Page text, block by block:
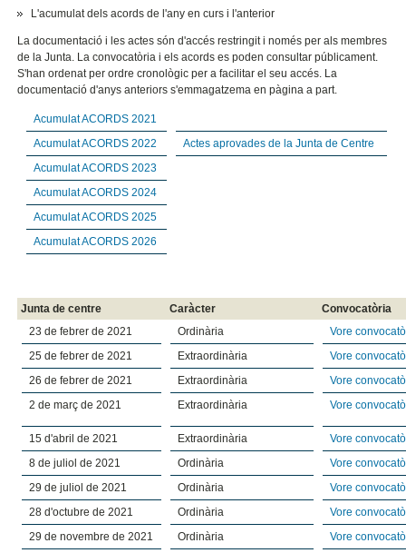
L'acumulat dels acords de l'any en curs i l'anterior
La documentació i les actes són d'accés restringit i només per als membres
de la Junta. La convocatòria i els acords es poden consultar públicament.
S'han ordenat per ordre cronològic per a facilitar el seu accés. La
documentació d'anys anteriors s'emmagatzema en pàgina a part.
Acumulat ACORDS 2021
Acumulat ACORDS 2022
Actes aprovades de la Junta de Centre
Acumulat ACORDS 2023
Acumulat ACORDS 2024
Acumulat ACORDS 2025
Acumulat ACORDS 2026
Junta de centre Caràcter
Convocatòria
23 de febrer de 2021
Ordinària
Vore
25 de febrer de 2021
Extraordinària
Vore
26 de febrer de 2021
Extraordinària
Vore
2 de març de 2021
Extraordinària Vore
15 d'abril de 2021 Extraordinària
Vore
8 de juliol de 2021
Ordinària
Vore
29 de juliol de 2021
Ordinària
Vore
28 d'octubre de 2021
Ordinària
Vore
29 de novembre de 2021
Ordinària
Vore